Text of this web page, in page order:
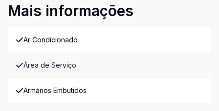
Mais informações
Ar Condicionado
Área de Serviço
Armários Embutidos